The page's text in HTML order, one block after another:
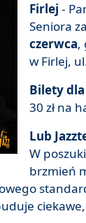
Firlej-
Seniora
czerwca,
w Firlej,
Bilety
30 zł na
Lub
W
brzmień